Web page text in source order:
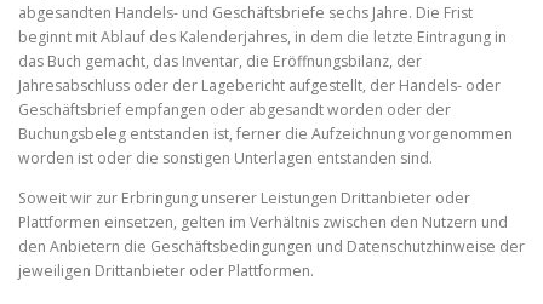
abgesandten Handels- und Geschäftsbriefe sechs Jahre. Die Frist
beginnt mit Ablauf des Kalenderjahres, in dem die letzte Eintragung in
das Buch gemacht, das Inventar, die Eröffnungsbilanz, der
Jahresabschluss oder der Lagebericht aufgestellt, der Handels- oder
Geschäftsbrief empfangen oder abgesandt worden oder der
Buchungsbeleg entstanden ist, ferner die Aufzeichnung vorgenommen
worden ist oder die sonstigen Unterlagen entstanden sind.
Soweit wir zur Erbringung unserer Leistungen Drittanbieter oder
Plattformen einsetzen, gelten im Verhältnis zwischen den Nutzern und
den Anbietern die Geschäftsbedingungen und Datenschutzhinweise der
jeweiligen Drittanbieter oder Plattformen.